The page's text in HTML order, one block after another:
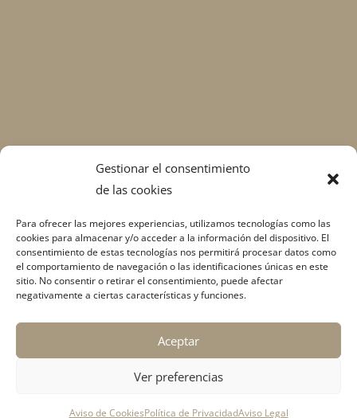
Gestionar el consentimiento
de las cookies
Para ofrecer las mejores experiencias, utilizamos tecnologías como las
cookies para almacenar y/o acceder a la información del dispositivo. El
consentimiento de estas tecnologías nos permitirá procesar datos como
el comportamiento de navegación o las identificaciones únicas en este
sitio. No consentir o retirar el consentimiento, puede afectar
negativamente a ciertas características y funciones.
Aceptar
Ver preferencias
Aviso de CookiesPolítica de PrivacidadAviso Legal